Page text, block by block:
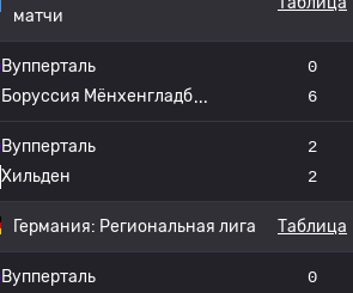
матчи
Вупперталь
Боруссия Мёнхенгладб
0
6
Вупперталь
Хильден
2
2
Германия: Региональная лига Таблица
Вупперталь
0